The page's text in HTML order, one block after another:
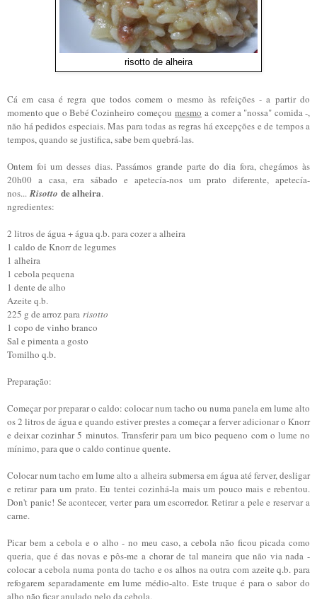
risotto de alheira
Cá em casa é regra que todos comem o mesmo às refeições - a partir do
momento que o Bebé Cozinheiro começou mesmo a comer a "nossa" comida -,
não há pedidos especiais. Mas para todas as regras há excepções e de tempos a
tempos, quando se justifica, sabe bem quebrá-las.
Ontem foi um desses dias. Passámos grande parte do dia fora, chegámos às
20h00 a casa, era sábado e apetecía-nos um prato diferente, apetecía-
nos... Risotto de alheira.
ngredientes:
2 litros de água + água q.b. para cozer a alheira
1 caldo de Knorr de legumes
1 alheira
1 cebola pequena
1 dente de alho
Azeite q.b.
225 g de arroz para risotto
1 copo de vinho branco
Sal e pimenta a gosto
Tomilho q.b.
Preparação:
Começar por preparar o caldo: colocar num tacho ou numa panela em lume alto
os 2 litros de água e quando estiver prestes a começar a ferver adicionar o Knorr
e deixar cozinhar 5 minutos. Transferir para um bico pequeno com o lume no
mínimo, para que o caldo continue quente.
Colocar num tacho em lume alto a alheira submersa em água até ferver, desligar
e retirar para um prato. Eu tentei cozinhá-la mais um pouco mais e rebentou.
Don't panic! Se acontecer, verter para um escorredor. Retirar a pele e reservar a
carne.
Picar bem a cebola e o alho - no meu caso, a cebola não ficou picada como
queria, que é das novas e pôs-me a chorar de tal maneira que não via nada -
colocar a cebola numa ponta do tacho e os alhos na outra com azeite q.b. para
refogarem separadamente em lume médio-alto. Este truque é para o sabor do
alho não ficar anulado pelo da cebola.